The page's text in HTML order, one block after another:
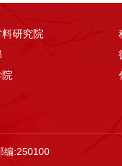
研究院
编:250100